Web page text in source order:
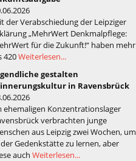
der Verabschiedung der Leipziger
„MehrWert Denkmalpflege:
für die Zukunft!“ haben mehr
420Weiterlesen...
gestalten
in Ravensbrück
ehemaligen Konzentrationslager
verbrachten junge
aus Leipzig zwei Wochen, um
Gedenkstätte zu lernen, aber
auch Weiterlesen...